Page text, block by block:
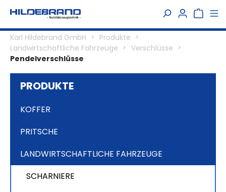
springen
Karl Hildebrand GmbH
Produkte
Landwirtschaftliche Fahrzeuge
Verschlüsse
Pendelverschlüsse
PRODUKTE
KOFFER
PRITSCHE
LANDWIRTSCHAFTLICHE FAHRZEUGE
SCHARNIERE